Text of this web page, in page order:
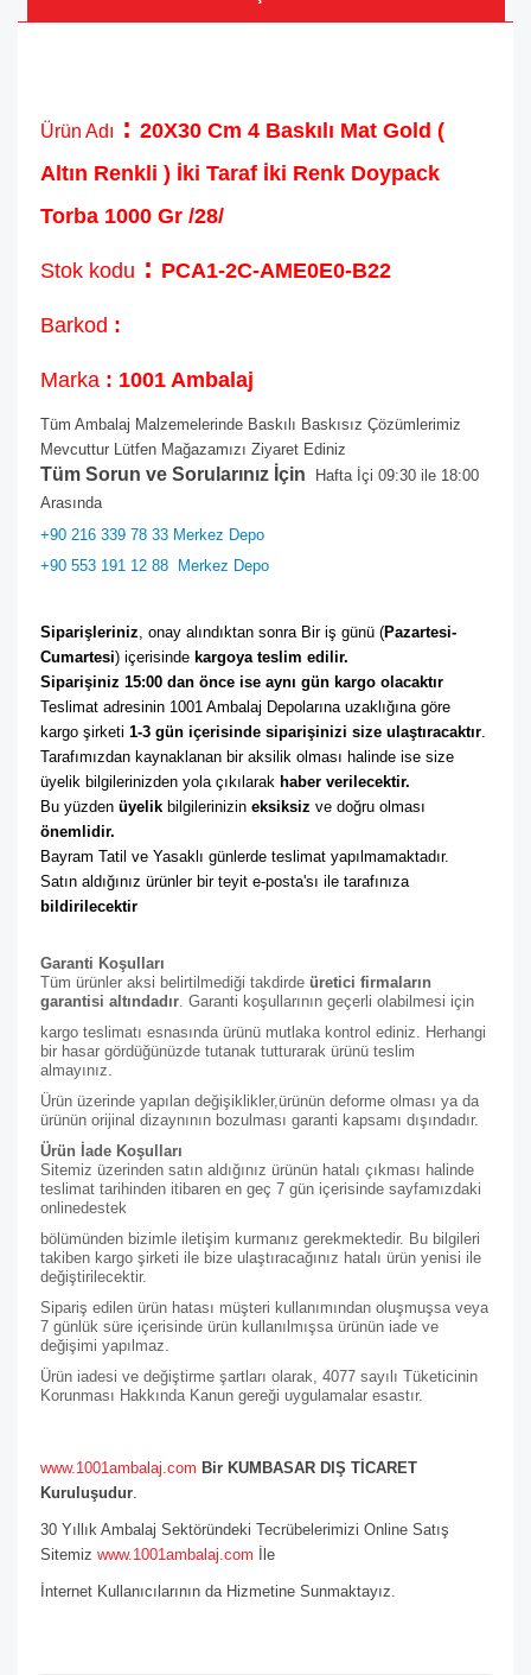
Ürün Adı : 20X30 Cm 4 Baskılı Mat Gold (
Altın Renkli ) İki Taraf İki Renk Doypack
Torba 1000 Gr /28/
Stok kodu : PCA1-2C-AME0E0-B22
Barkod :
Marka : 1001 Ambalaj
Tüm Ambalaj Malzemelerinde Baskılı Baskısız Çözümlerimiz
Mevcuttur Lütfen Mağazamızı Ziyaret Ediniz
Tüm Sorun ve Sorularınız İçin Hafta İçi 09:30 ile 18:00
Arasında
+90 216 339 78 33 Merkez Depo
+90 553 191 12 88 Merkez Depo
Siparişleriniz, onay alındıktan sonra Bir iş günü (Pazartesi-
Cumartesi) içerisinde kargoya teslim edilir.
Siparişiniz 15:00 dan önce ise aynı gün kargo olacaktır
Teslimat adresinin 1001 Ambalaj Depolarına uzaklığına göre
kargo şirketi 1-3 gün içerisinde siparişinizi size ulaştıracaktır.
Tarafımızdan kaynaklanan bir aksilik olması halinde ise size
üyelik bilgilerinizden yola çıkılarak haber verilecektir.
Bu yüzden üyelik bilgilerinizin eksiksiz
önemlidir.
Bayram Tatil ve Yasaklı günlerde teslimat yapılmamaktadır.
Satın aldığınız ürünler bir teyit e-posta'sı ile tarafınıza
bildirilecektir
Garanti Koşulları
Tüm ürünler aksi belirtilmediği takdirde üretici firmaların
garantisi altındadır. Garanti koşullarının geçerli olabilmesi için
kargo teslimatı esnasında ürünü mutlaka kontrol ediniz. Herhangi
bir hasar gördüğünüzde tutanak tutturarak ürünü teslim
almayınız.
Ürün üzerinde yapılan değişiklikler,ürünün deforme olması ya da
ürünün orijinal dizaynının bozulması garanti kapsamı dışındadır.
Ürün İade Koşulları
Sitemiz üzerinden satın aldığınız ürünün hatalı çıkması halinde
teslimat tarihinden itibaren en geç 7 gün içerisinde sayfamızdaki
onlinedestek
bölümünden bizimle iletişim kurmanız gerekmektedir. Bu bilgileri
takiben kargo şirketi ile bize ulaştıracağınız hatalı ürün yenisi ile
değiştirilecektir.
Sipariş edilen ürün hatası müşteri kullanımından oluşmuşsa veya
7 günlük süre içerisinde ürün kullanılmışsa ürünün iade ve
değişimi yapılmaz.
Ürün iadesi ve değiştirme şartları olarak, 4077 sayılı Tüketicinin
Korunması Hakkında Kanun gereği uygulamalar esastır.
www.1001ambalaj.com Bir KUMBASAR DIŞ TİCARET
Kuruluşudur.
30 Yıllık Ambalaj Sektöründeki Tecrübelerimizi Online Satış
Sitemiz www.1001ambalaj.com İle
İnternet Kullanıcılarının da Hizmetine Sunmaktayız.